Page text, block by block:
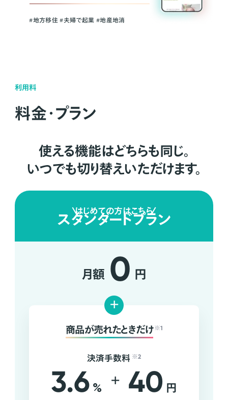
#地方移住 #夫婦で起業 #地産地消
利用料
料金・プラン
使える機能はどちらも同じ。
いつでも切り替えいただけます。
はじめての方はこちら
スタンダードプラン
月額 0 円
+
商品が売れたときだけ ※1
決済手数料 ※2
3.6 % + 40 円